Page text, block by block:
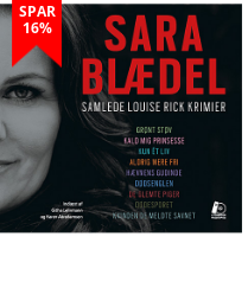
SPAR
16%